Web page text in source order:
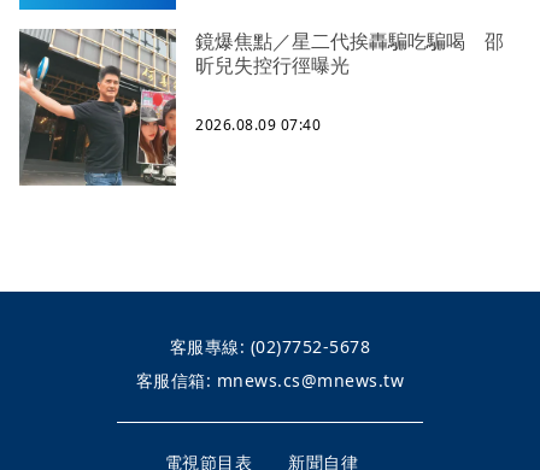
鏡爆焦點／星二代挨轟騙吃騙喝 邵
昕兒失控行徑曝光
2026.08.09 07:40
客服專線: (02)7752-5678
客服信箱: mnews.cs@mnews.tw
電視節目表 新聞自律